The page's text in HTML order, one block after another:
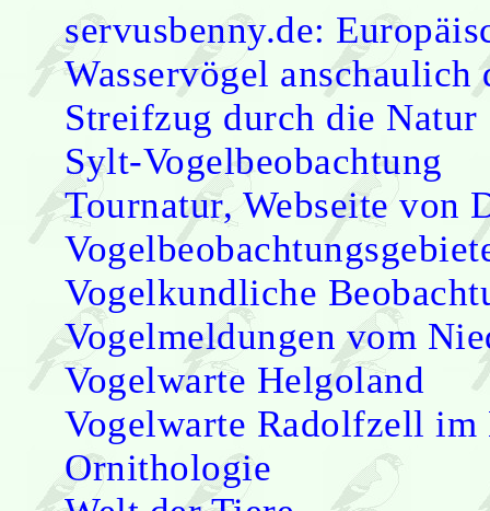
servusbenny.de:
Wasservögel anschaulich
Streifzug durch die Natur
Sylt-Vogelbeobachtung
Tournatur, Webseite von
Vogelkundliche
Vogelmeldungen vom
Vogelwarte Helgoland
Vogelwarte Radolfzell
Ornithologie